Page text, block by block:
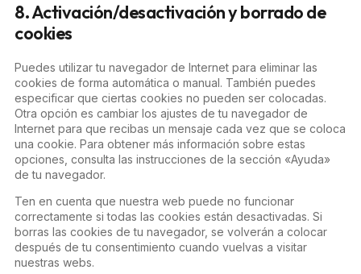
8. Activación/desactivación y borrado de
cookies
Puedes utilizar tu navegador de Internet para eliminar las
cookies de forma automática o manual. También puedes
especificar que ciertas cookies no pueden ser colocadas.
Otra opción es cambiar los ajustes de tu navegador de
Internet para que recibas un mensaje cada vez que se coloca
una cookie. Para obtener más información sobre estas
opciones, consulta las instrucciones de la sección «Ayuda»
de tu navegador.
Ten en cuenta que nuestra web puede no funcionar
correctamente si todas las cookies están desactivadas. Si
borras las cookies de tu navegador, se volverán a colocar
después de tu consentimiento cuando vuelvas a visitar
nuestras webs.